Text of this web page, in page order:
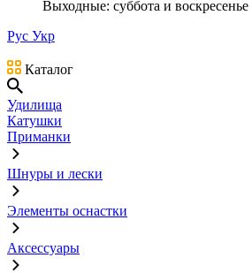
Выходные: суббота и воскресенье
Рус Укр
Каталог
Удилища
Катушки
Приманки
Шнуры и лески
Элементы оснастки
Аксессуары